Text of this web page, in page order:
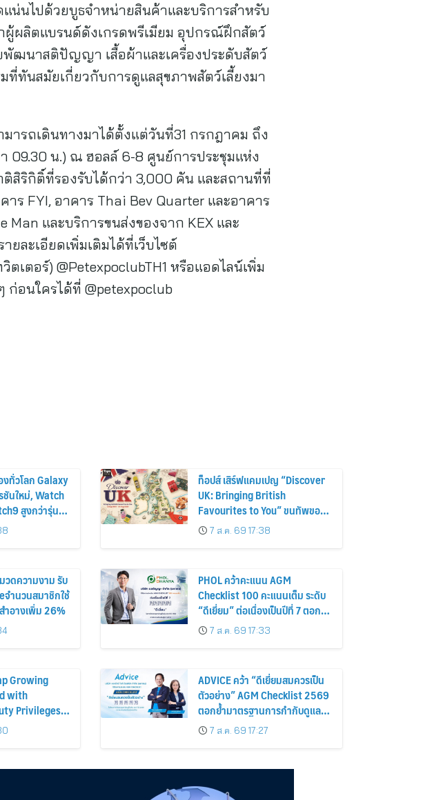
น่นไปด้วยบูธจำหน่ายสินค้าและบริการสำหรับ
ผู้ผลิตแบรนด์ดังเกรดพรีเมียม อุปกรณ์ฝึกสัตว์
พัฒนาสติปัญญา เสื้อผ้าและเครื่องประดับสัตว์
ที่ทันสมัยเกี่ยวกับการดูแลสุขภาพสัตว์เลี้ยงมา
ารถเดินทางมาได้ตั้งแต่วันที่31 กรกฎาคม ถึง
า 09.30 น.) ณ ฮอลล์ 6-8 ศูนย์การประชุมแห่ง
สิริกิติ์ที่รองรับได้กว่า 3,000 คัน และสถานที่ที่
ร FYI, อาคาร Thai Bev Quarter และอาคาร
และบริการขนส่งของจาก KEX และ
ยละเอียดเพิ่มเติมได้ที่เว็บไซต์
เตอร์) @PetexpoclubTH1 หรือแอดไลน์เพิ่ม
ก่อนใครได้ที่ @petexpoclub
ทั่วโลก Galaxy
ชันใหม่, Watch
สูงกว่ารุ่น
ท็อปส์ เสิร์ฟแคมเปญ “Discover
UK: Bringing British
Favourites to You” ขนทัพของ
อร่อยและไอเท็มฮิตจากสหราช
อาณาจักร ส่งตรงถึงมือตั้งแต่วัน
7 ส.ค. 69 17:38
วดความงาม รับ
จำนวนสมาชิกใช้
ำอางเพิ่ม 26%
PHOL คว้าคะแนน AGM
Checklist 100 คะแนนเต็ม ระดับ
“ดีเยี่ยม” ต่อเนื่องเป็นปีที่ 7 ตอกย้ำ
การดำเนินธุรกิจตามหลักธรรมาภิ
บาล โปร่งใส สร้างความเชื่อมั่นผู้
7 ส.ค. 69 17:33
Growing
with
Privileges
on
ADVICE คว้า “ดีเยี่ยมสมควรเป็น
ตัวอย่าง” AGM Checklist 2569
ตอกย้ำมาตรฐานการกำกับดูแล
กิจการที่ดี
7 ส.ค. 69 17:27